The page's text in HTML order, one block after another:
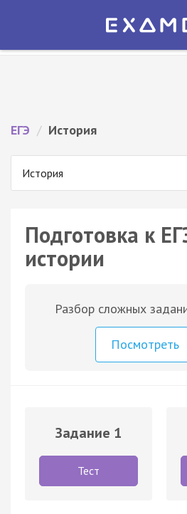
Экзамер — ЕГЭ 2027
ЕГЭ / История
История
Подготовка к
истории
Разбор сложных
Посмотреть
Задание 1
Тест